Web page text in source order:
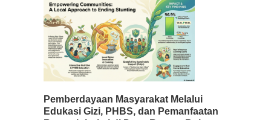
Pemberdayaan Masyarakat Melalui
Edukasi Gizi, PHBS, dan Pemanfaatan